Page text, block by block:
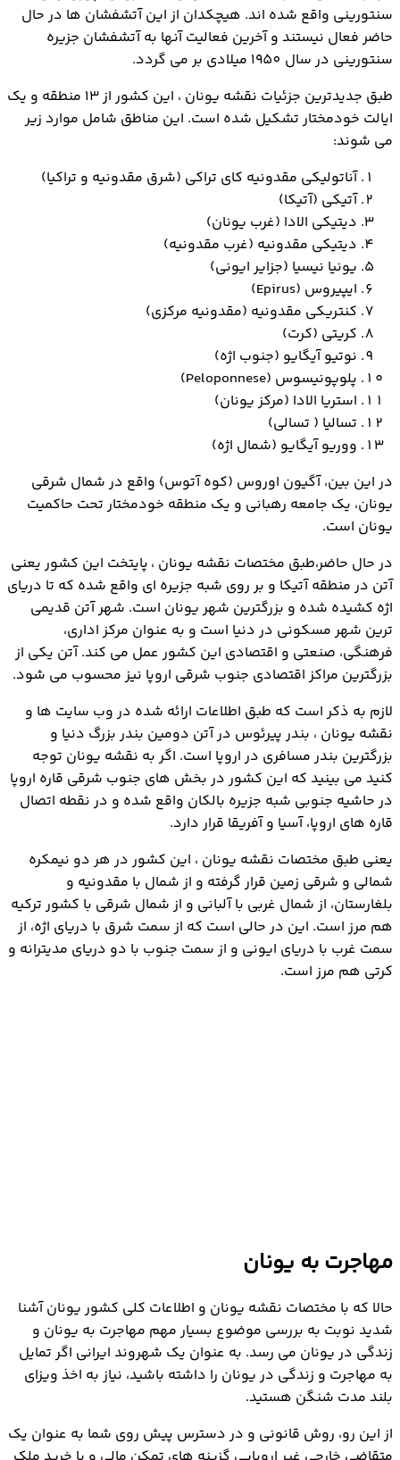
سنتورینی واقع شده اند. هیچکدان از این آتشفشان ها در حال
حاضر فعال نیستند و آخرین فعالیت آنها به آتشفشان جزیره
سنتورینی در سال 1950 میلادی بر می گردد.
طبق جدیدترین جزئیات نقشه یونان ، این کشور از 13 منطقه و یک
ایالت خودمختار تشکیل شده است. این مناطق شامل موارد زیر
می شوند:
آناتولیکی مقدونیه کای تراکی (شرق مقدونیه و تراکیا)
آتیکی (آتیکا)
دیتیکی الادا (غرب یونان)
دیتیکی مقدونیه (غرب مقدونیه)
یونیا نیسیا (جزایر ایونی)
ایپیروس (Epirus)
کنتریکی مقدونیه (مقدونیه مرکزی)
کریتی (کرت)
نوتیو آیگایو (جنوب اژه)
پلوپونیسوس (Peloponnese)
استریا الادا (مرکز یونان)
تسالیا ( تسالی)
ووریو آیگایو (شمال اژه)
در این بین، آگیون اوروس (کوه آتوس) واقع در شمال شرقی
یونان، یک جامعه رهبانی و یک منطقه خودمختار تحت حاکمیت
یونان است.
در حال حاضر،طبق مختصات نقشه یونان ، پایتخت این کشور یعنی
آتن در منطقه آتیکا و بر روی شبه جزیره ای واقع شده که تا دریای
اژه کشیده شده و بزرگترین شهر یونان است. شهر آتن قدیمی
ترین شهر مسکونی در دنیا است و به عنوان مرکز اداری،
فرهنگی، صنعتی و اقتصادی این کشور عمل می کند. آتن یکی از
بزرگترین مراکز اقتصادی جنوب شرقی اروپا نیز محسوب می شود.
لازم به ذکر است که طبق اطلاعات ارائه شده در وب سایت ها و
نقشه یونان ، بندر پیرئوس در آتن دومین بندر بزرگ دنیا و
بزرگترین بندر مسافری در اروپا است. اگر به نقشه یونان توجه
کنید می بینید که این کشور در بخش های جنوب شرقی قاره اروپا
در حاشیه جنوبی شبه جزیره بالکان واقع شده و در نقطه اتصال
قاره های اروپا، آسیا و آفریقا قرار دارد.
یعنی طبق مختصات نقشه یونان ، این کشور در هر دو نیمکره
شمالی و شرقی زمین قرار گرفته و از شمال با مقدونیه و
بلغارستان، از شمال غربی با آلبانی و از شمال شرقی با کشور ترکیه
هم مرز است. این در حالی است که از سمت شرق با دریای اژه، از
سمت غرب با دریای ایونی و از سمت جنوب با دو دریای مدیترانه و
کرتی هم مرز است.
مهاجرت به یونان
حالا که با مختصات نقشه یونان و اطلاعات کلی کشور یونان آشنا
شدید نوبت به بررسی موضوع بسیار مهم مهاجرت به یونان و
زندگی در یونان می رسد. به عنوان یک شهروند ایرانی اگر تمایل
به مهاجرت و زندگی در یونان را داشته باشید، نیاز به اخذ ویزای
بلند مدت شنگن هستید.
از این رو، روش قانونی و در دسترس پیش روی شما به عنوان یک